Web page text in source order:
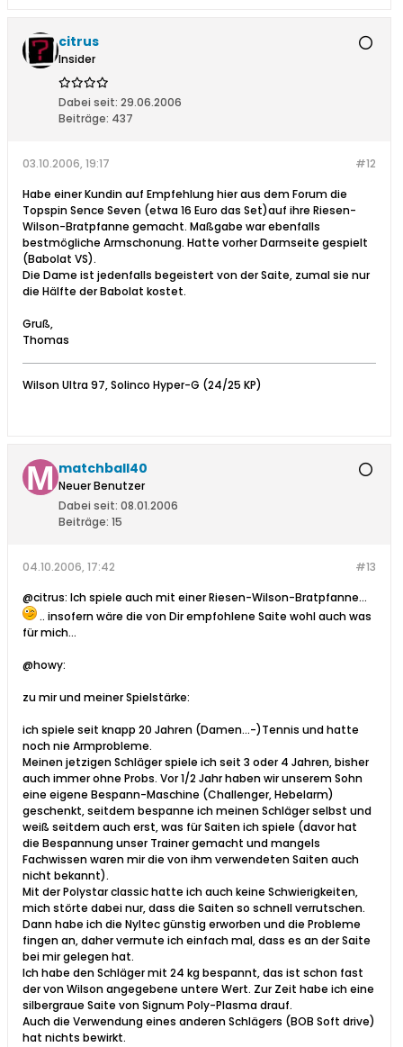
citrus
Insider
Dabei seit: 29.06.2006
Beiträge: 437
#12
03.10.2006, 19:17
Habe einer Kundin auf Empfehlung hier aus dem Forum die
Topspin Sence Seven (etwa 16 Euro das Set)auf ihre Riesen-
Wilson-Bratpfanne gemacht. Maßgabe war ebenfalls
bestmögliche Armschonung. Hatte vorher Darmseite gespielt
(Babolat VS).
Die Dame ist jedenfalls begeistert von der Saite, zumal sie nur
die Hälfte der Babolat kostet.
Gruß,
Thomas
Wilson Ultra 97, Solinco Hyper-G (24/25 KP)
matchball40
Neuer Benutzer
Dabei seit: 08.01.2006
Beiträge: 15
#13
04.10.2006, 17:42
@citrus: Ich spiele auch mit einer Riesen-Wilson-Bratpfanne...
.. insofern wäre die von Dir empfohlene Saite wohl auch was
für mich...
@howy:
zu mir und meiner Spielstärke:
ich spiele seit knapp 20 Jahren (Damen...-)Tennis und hatte
noch nie Armprobleme.
Meinen jetzigen Schläger spiele ich seit 3 oder 4 Jahren, bisher
auch immer ohne Probs. Vor 1/2 Jahr haben wir unserem Sohn
eine eigene Bespann-Maschine (Challenger, Hebelarm)
geschenkt, seitdem bespanne ich meinen Schläger selbst und
weiß seitdem auch erst, was für Saiten ich spiele (davor hat
die Bespannung unser Trainer gemacht und mangels
Fachwissen waren mir die von ihm verwendeten Saiten auch
nicht bekannt).
Mit der Polystar classic hatte ich auch keine Schwierigkeiten,
mich störte dabei nur, dass die Saiten so schnell verrutschen.
Dann habe ich die Nyltec günstig erworben und die Probleme
fingen an, daher vermute ich einfach mal, dass es an der Saite
bei mir gelegen hat.
Ich habe den Schläger mit 24 kg bespannt, das ist schon fast
der von Wilson angegebene untere Wert. Zur Zeit habe ich eine
silbergraue Saite von Signum Poly-Plasma drauf.
Auch die Verwendung eines anderen Schlägers (BOB Soft drive)
hat nichts bewirkt.